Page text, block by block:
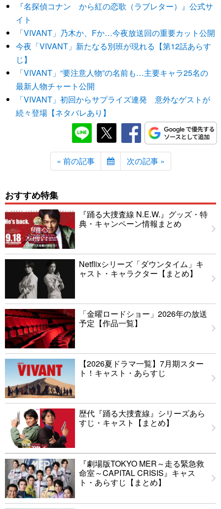
『名探偵コナン から紅の恋歌（ラブレター）』公式サ
イト
「VIVANT」乃木か、Fか…今夜放送回の重要カット公開
今夜「VIVANT」新たなる別班が現れる【第12話あらす
じ】
「VIVANT」“要注意人物”の名前も…主要キャラ25名の
最新人物チャート公開
「VIVANT」初回からサプライズ連発 意外なゲストが
続々登場【ネタバレあり】
« 前の記事 次の記事 »
おすすめ特集
『踊る大捜査線 N.E.W.』グッズ・特
典・キャンペーン情報まとめ
Netflixシリーズ「ダウンタイム」キ
ャスト・キャラクター【まとめ】
「金曜ロードショー」2026年の放送
予定【作品一覧】
【2026夏ドラマ一覧】7月期スター
ト！キャスト・あらすじ
歴代『踊る大捜査線』シリーズあら
すじ・キャスト【まとめ】
『劇場版TOKYO MER～走る緊急救
命室～CAPITAL CRISIS』キャス
ト・あらすじ【まとめ】